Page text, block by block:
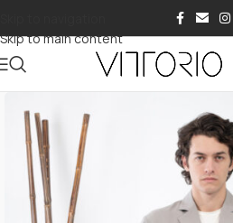
Skip to main content